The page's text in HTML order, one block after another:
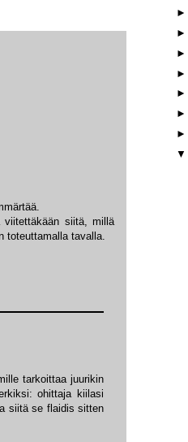
siitä, millä
toteuttamalla tavalla.
tarkoittaa juurikin
ohittaja kiilasi
siitä se flaidis sitten
►
►
►
►
►
►
►
▼